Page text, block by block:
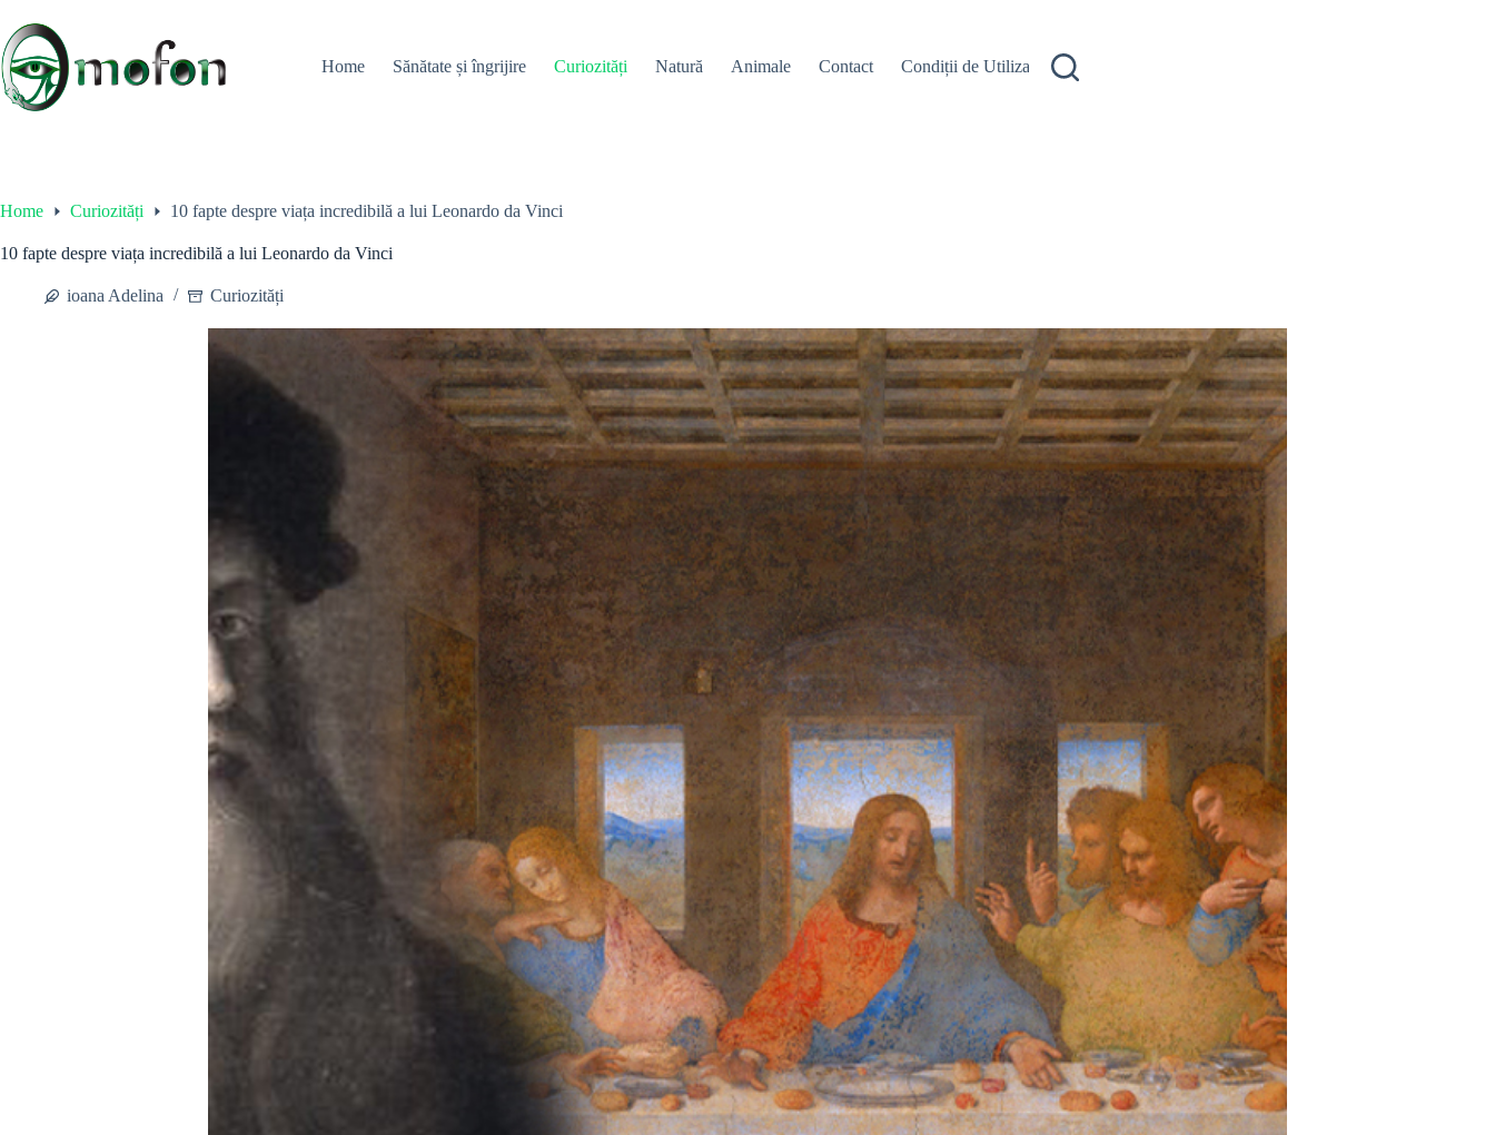
content
Home
Sănătate și îngrijire Curiozități Natură Animale Contact Condiții de Utilizare
Home Curiozități 10 fapte despre viața incredibilă a lui Leonardo da Vinci
10 fapte despre viața incredibilă a lui Leonardo da Vinci
ioana Adelina Curiozități